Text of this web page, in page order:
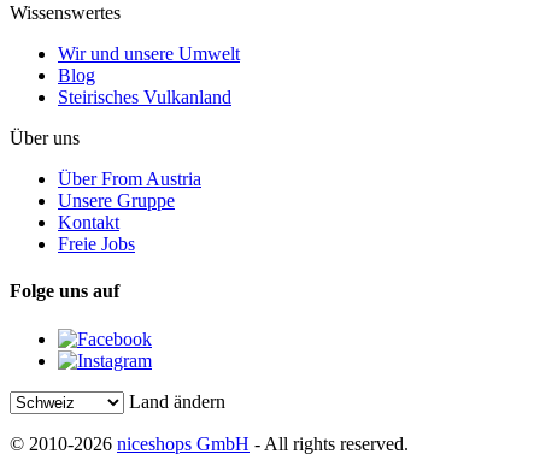
Wissenswertes
Wir und unsere Umwelt
Blog
Steirisches Vulkanland
Über uns
Über From Austria
Unsere Gruppe
Kontakt
Freie Jobs
Folge uns auf
Land ändern
© 2010-2026 niceshops GmbH - All rights reserved.